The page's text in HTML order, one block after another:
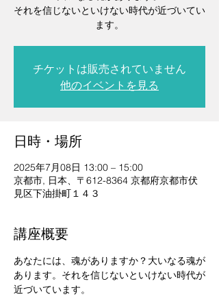
それを信じないといけない時代が近づいてい
ます。
チケットは販売されていません
他のイベントを見る
日時・場所
2025年7月08日 13:00 – 15:00
京都市, 日本、〒612-8364 京都府京都市伏
見区下油掛町１４３
講座概要
あなたには、魂がありますか？大いなる魂が
あります。それを信じないといけない時代が
近づいています。